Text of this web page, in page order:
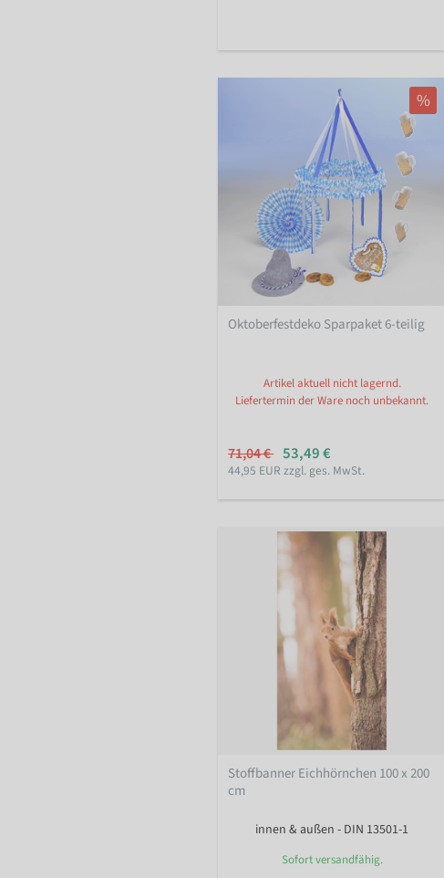
%
Oktoberfestdeko Sparpaket 6-teilig
Artikel aktuell nicht lagernd.
Liefertermin der Ware noch unbekannt.
71,04 € 53,49 €
44,95 EUR zzgl. ges. MwSt.
Stoffbanner Eichhörnchen 100 x 200
cm
innen & außen - DIN 13501-1
Sofort versandfähig.